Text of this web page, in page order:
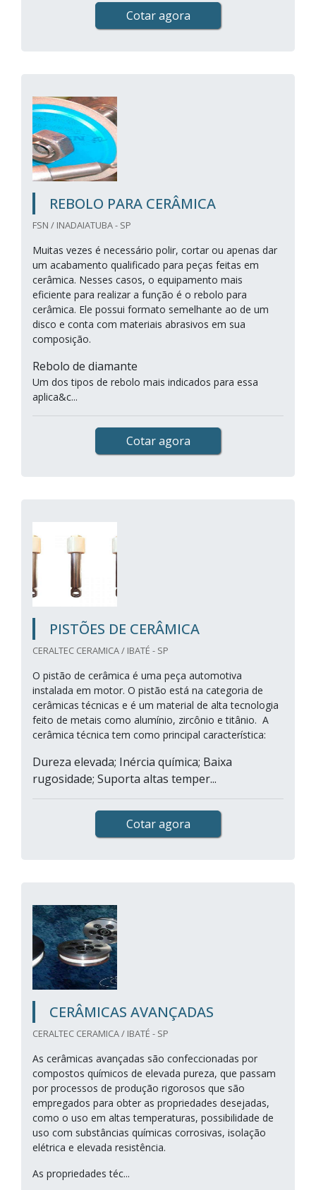
Cotar agora
REBOLO PARA CERÂMICA
FSN / INADAIATUBA - SP
Muitas vezes é necessário polir, cortar ou apenas dar
um acabamento qualificado para peças feitas em
cerâmica. Nesses casos, o equipamento mais
eficiente para realizar a função é o rebolo para
cerâmica. Ele possui formato semelhante ao de um
disco e conta com materiais abrasivos em sua
composição.
Rebolo de diamante
Um dos tipos de rebolo mais indicados para essa
aplica&c...
Cotar agora
PISTÕES DE CERÂMICA
CERALTEC CERAMICA / IBATÉ - SP
O pistão de cerâmica é uma peça automotiva
instalada em motor. O pistão está na categoria de
cerâmicas técnicas e é um material de alta tecnologia
feito de metais como alumínio, zircônio e titânio. A
cerâmica técnica tem como principal característica:
Dureza elevada; Inércia química; Baixa
rugosidade; Suporta altas temper...
Cotar agora
CERÂMICAS AVANÇADAS
CERALTEC CERAMICA / IBATÉ - SP
As cerâmicas avançadas são confeccionadas por
compostos químicos de elevada pureza, que passam
por processos de produção rigorosos que são
empregados para obter as propriedades desejadas,
como o uso em altas temperaturas, possibilidade de
uso com substâncias químicas corrosivas, isolação
elétrica e elevada resistência.
As propriedades téc...